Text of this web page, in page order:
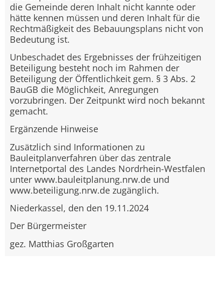
die Gemeinde deren Inhalt nicht kannte oder
hätte kennen müssen und deren Inhalt für die
Rechtmäßigkeit des Bebauungsplans nicht von
Bedeutung ist.
Unbeschadet des Ergebnisses der frühzeitigen
Beteiligung besteht noch im Rahmen der
Beteiligung der Öffentlichkeit gem. § 3 Abs. 2
BauGB die Möglichkeit, Anregungen
vorzubringen. Der Zeitpunkt wird noch bekannt
gemacht.
Ergänzende Hinweise
Zusätzlich sind Informationen zu
Bauleitplanverfahren über das zentrale
Internetportal des Landes Nordrhein-Westfalen
unter www.bauleitplanung.nrw.de und
www.beteiligung.nrw.de zugänglich.
Niederkassel, den den 19.11.2024
Der Bürgermeister
gez. Matthias Großgarten